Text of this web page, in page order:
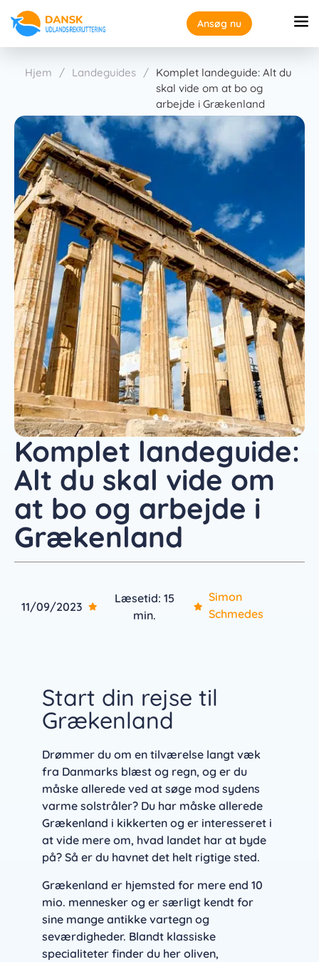
Ansøg nu
Hjem / Landeguides / Komplet landeguide: Alt du
skal vide om at bo og
arbejde i Grækenland
Komplet landeguide:
Alt du skal vide om
at bo og arbejde i
Grækenland
11/09/2023
Læsetid: 15
min.
Simon
Schmedes
Start din rejse til
Grækenland
Drømmer du om en tilværelse langt væk
fra Danmarks blæst og regn, og er du
måske allerede ved at søge mod sydens
varme solstråler? Du har måske allerede
Grækenland i kikkerten og er interesseret i
at vide mere om, hvad landet har at byde
på? Så er du havnet det helt rigtige sted.
Grækenland er hjemsted for mere end 10
mio. mennesker og er særligt kendt for
sine mange antikke vartegn og
seværdigheder. Blandt klassiske
specialiteter finder du her oliven,